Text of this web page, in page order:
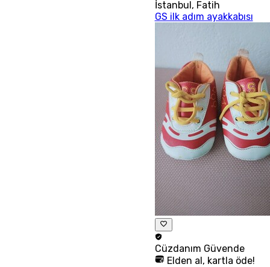
İstanbul, Fatih
GS ilk adım ayakkabısı
Cüzdanım Güvende
Elden al, kartla öde!